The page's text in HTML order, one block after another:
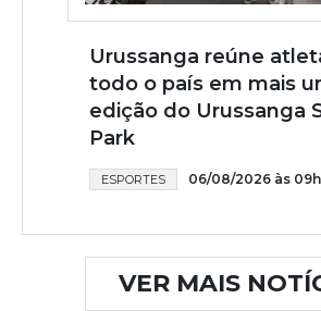
Urussanga reúne
todo o país em mais
edição do Urussanga
Park
ESPORTES 06/08/2026 às
VER MAIS